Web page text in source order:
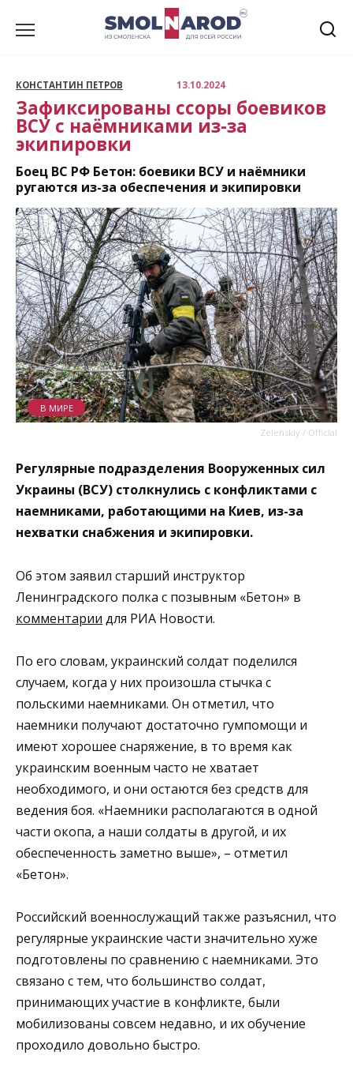
КОНСТАНТИН ПЕТРОВ 13.10.2024
Зафиксированы ссоры боевиков
ВСУ с наёмниками из-за
экипировки
Боец ВС РФ Бетон: боевики ВСУ и наёмники
ругаются из-за обеспечения и экипировки
Zelenskiy / Official
В МИРЕ
Регулярные подразделения Вооруженных сил
Украины (ВСУ) столкнулись с конфликтами с
наемниками, работающими на Киев, из-за
нехватки снабжения и экипировки.
Об этом заявил старший инструктор
Ленинградского полка с позывным «Бетон» в
комментарии для РИА Новости.
По его словам, украинский солдат поделился
случаем, когда у них произошла стычка с
польскими наемниками. Он отметил, что
наемники получают достаточно гумпомощи и
имеют хорошее снаряжение, в то время как
украинским военным часто не хватает
необходимого, и они остаются без средств для
ведения боя. «Наемники располагаются в одной
части окопа, а наши солдаты в другой, и их
обеспеченность заметно выше», – отметил
«Бетон».
Российский военнослужащий также разъяснил, что
регулярные украинские части значительно хуже
подготовлены по сравнению с наемниками. Это
связано с тем, что большинство солдат,
принимающих участие в конфликте, были
мобилизованы совсем недавно, и их обучение
проходило довольно быстро.